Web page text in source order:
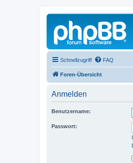
Schnellzugriff FAQ
Foren-Übersicht
Anmelden
Benutzername:
Passwort: